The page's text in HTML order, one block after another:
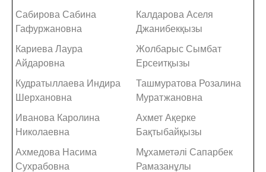
Сабирова Сабина
Гафуржановна
Калдарова Аселя
Джанибекқызы
Кариева Лаура
Айдаровна
Жолбарыс Сымбат
Ерсеитқызы
Кудратыллаева Индира
Шерхановна
Ташмуратова Розалина
Муратжановна
Иванова Каролина
Николаевна
Ахмет Ақерке
Бақтыбайқызы
Ахмедова Насима
Сухрабовна
Мұхаметәлі Сапарбек
Рамазанұлы